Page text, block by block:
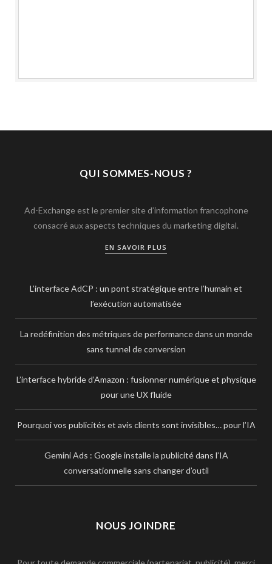
QUI SOMMES-NOUS ?
Ad-Exchange est le premier site d’information francophone
consacré aux aspects techniques du marketing digital.
EN SAVOIR PLUS
L’interface AdCP : un pont stratégique entre l’humain et
l’exécution automatisée
La redéfinition des métriques de performance dans un monde
sans tunnel de conversion
L’interface hybride d’Amazon : fusionner numérique et physique
pour une UX fluide
Pourquoi vos publicités et avis clients sont invisibles… pour l’IA
Gemini Ads : Google installe la publicité dans l’IA
conversationnelle sans changer d’outil
NOUS JOINDRE